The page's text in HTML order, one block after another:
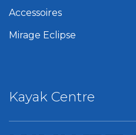
Kayak Centre
Accessoires
Mirage Eclipse